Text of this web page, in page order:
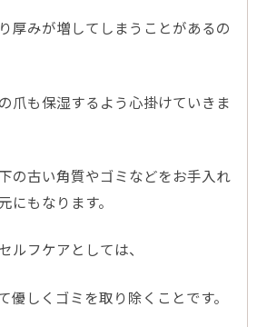
厚みが増してしまうことがあるの
爪も保湿するよう心掛けていきま
の古い角質やゴミなどをお手入れ
にもなります。
ルフケアとしては、
優しくゴミを取り除くことです。